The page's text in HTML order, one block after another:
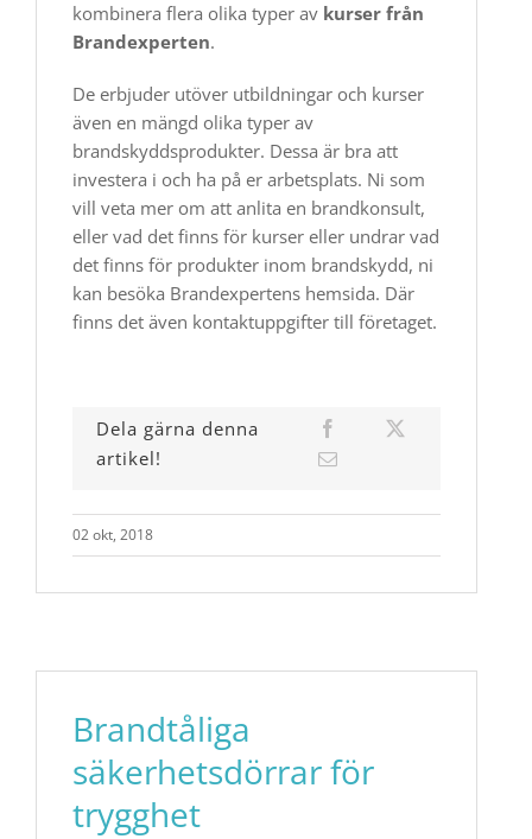
kombinera flera olika typer av kurser från
Brandexperten.
De erbjuder utöver utbildningar och kurser
även en mängd olika typer av
brandskyddsprodukter. Dessa är bra att
investera i och ha på er arbetsplats. Ni som
vill veta mer om att anlita en brandkonsult,
eller vad det finns för kurser eller undrar vad
det finns för produkter inom brandskydd, ni
kan besöka Brandexpertens hemsida. Där
finns det även kontaktuppgifter till företaget.
Dela gärna denna
artikel!
02 okt, 2018
Brandtåliga
säkerhetsdörrar för
trygghet